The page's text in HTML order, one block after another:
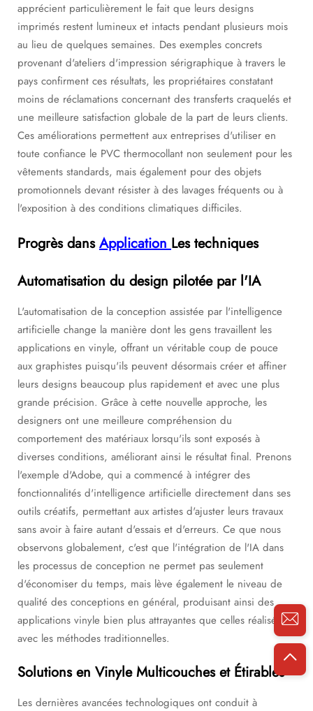
apprécient particulièrement le fait que leurs designs
imprimés restent lumineux et intacts pendant plusieurs mois
au lieu de quelques semaines. Des exemples concrets
provenant d'ateliers d'impression sérigraphique à travers le
pays confirment ces résultats, les propriétaires constatant
moins de réclamations concernant des transferts craquelés et
une meilleure satisfaction globale de la part de leurs clients.
Ces améliorations permettent aux entreprises d'utiliser en
toute confiance le PVC thermocollant non seulement pour les
vêtements standards, mais également pour des objets
promotionnels devant résister à des lavages fréquents ou à
l'exposition à des conditions climatiques difficiles.
Progrès dansApplicationLes techniques
Automatisation du design pilotée par l'IA
L'automatisation de la conception assistée par l'intelligence
artificielle change la manière dont les gens travaillent les
applications en vinyle, offrant un véritable coup de pouce
aux graphistes puisqu'ils peuvent désormais créer et affiner
leurs designs beaucoup plus rapidement et avec une plus
grande précision. Grâce à cette nouvelle approche, les
designers ont une meilleure compréhension du
comportement des matériaux lorsqu'ils sont exposés à
diverses conditions, améliorant ainsi le résultat final. Prenons
l'exemple d'Adobe, qui a commencé à intégrer des
fonctionnalités d'intelligence artificielle directement dans ses
outils créatifs, permettant aux artistes d'ajuster leurs travaux
sans avoir à faire autant d'essais et d'erreurs. Ce que nous
observons globalement, c'est que l'intégration de l'IA dans
les processus de conception ne permet pas seulement
d'économiser du temps, mais lève également le niveau de
qualité des conceptions en général, produisant ainsi des
applications vinyle bien plus attrayantes que celles réalisées
avec les méthodes traditionnelles.
Solutions en Vinyle Multicouches et Étirables
Les dernières avancées technologiques ont conduit à